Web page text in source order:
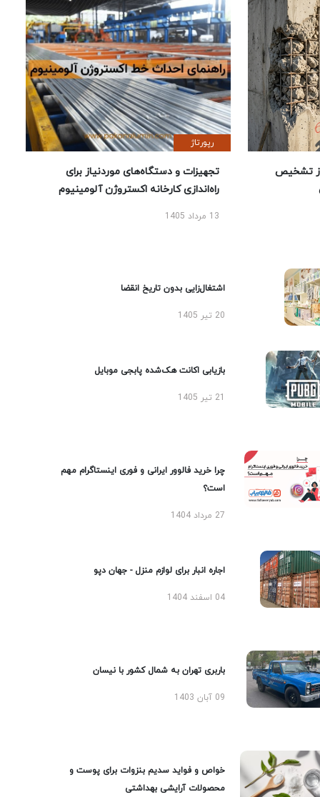
تشخیص
رپورتاژ
تجهیزات و دستگاه‌های موردنیاز برای
راه‌اندازی کارخانه اکستروژن آلومینیوم
13 مرداد 1405
اشتغال‌زایی بدون تاریخ انقضا
20 تیر 1405
بازیابی اکانت هک‌شده پابجی موبایل
چرا خرید فالوور ایرانی و فوری اینستاگرام مهم
است؟
27 مرداد 1404
اجاره انبار برای لوازم منزل - جهان دپو
04 اسفند 1404
باربری تهران به شمال کشور با نیسان
09 آبان 1403
خواص و فواید سدیم بنزوات برای پوست و
محصولات آرایشی بهداشتی